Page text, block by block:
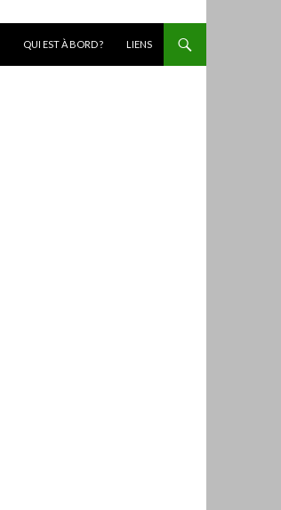
QUI EST À BORD ? LIENS